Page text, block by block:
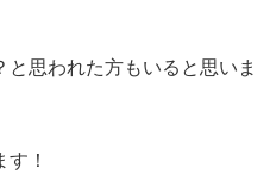
思われた方もいると思いま
！